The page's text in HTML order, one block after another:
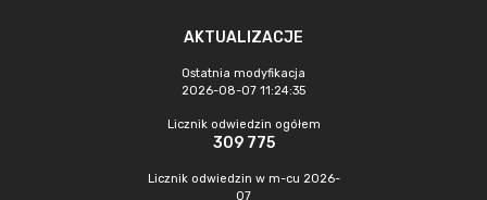
AKTUALIZACJE
Ostatnia modyfikacja
2026-08-07 11:24:35
Licznik odwiedzin ogółem
309 775
Licznik odwiedzin w m-cu 2026-
07